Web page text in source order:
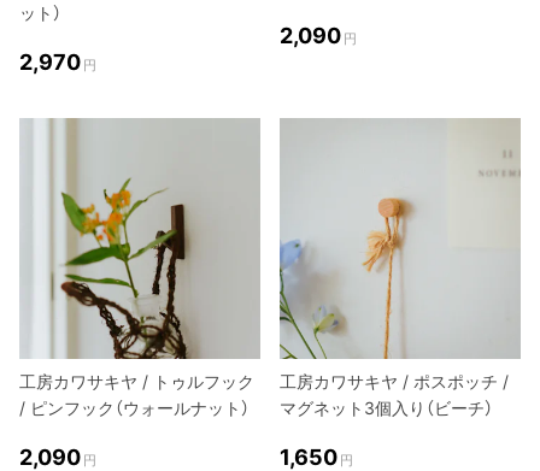
ット）
2,970 円
2,090 円
工房カワサキヤ / トゥルフック
/ ピンフック（ウォールナット）
2,090 円
工房カワサキヤ / ポスポッチ /
マグネット3個入り（ビーチ）
1,650 円